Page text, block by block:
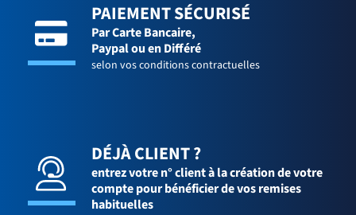
PAIEMENT SÉCURISÉ
Par Carte Bancaire,
Paypal ou en Différé
selon vos conditions contractuelles
DÉJÀ CLIENT ?
entrez votre n° client à la création de votre
compte pour bénéficier de vos remises
habituelles